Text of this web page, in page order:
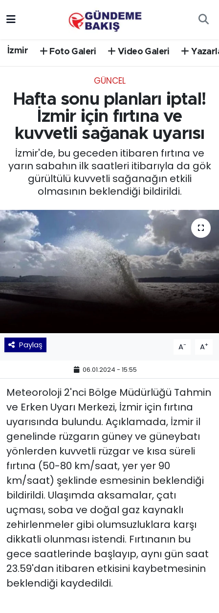
İzmir Foto Galeri Video Galeri
GÜNCEL
Hafta sonu planları iptal!
İzmir için fırtına ve
kuvvetli sağanak uyarısı
İzmir'de, bu geceden itibaren fırtına ve
yarın sabahın ilk saatleri itibarıyla da gök
gürültülü kuvvetli sağanağın etkili
olmasının beklendiği bildirildi.
Paylaş A- A+
06.01.2024 - 15:55
Meteoroloji 2'nci Bölge Müdürlüğü Tahmin
ve Erken Uyarı Merkezi, İzmir için fırtına
uyarısında bulundu. Açıklamada, İzmir il
genelinde rüzgarın güney ve güneybatı
yönlerden kuvvetli rüzgar ve kısa süreli
fırtına (50-80 km/saat, yer yer 90
km/saat) şeklinde esmesinin beklendiği
bildirildi. Ulaşımda aksamalar, çatı
uçması, soba ve doğal gaz kaynaklı
zehirlenmeler gibi olumsuzluklara karşı
dikkatli olunması istendi. Fırtınanın bu
gece saatlerinde başlayıp, aynı gün saat
23.59'dan itibaren etkisini kaybetmesinin
beklendiği kaydedildi.
EGE
EĞİTİM
EKONOMİ
English News
GÜNCEL
KÜLTÜR SANAT
MAGAZİN
POLİTİKA
Siyaset
TEKNOLOJİ
Yaşam
YEREL POLİTİKA
YEREL YÖNETİMLER
Yurt
Süper Lig Puan Durumu ve Fikstür
Tüm Manşetler
Son Dakika Haberleri
Haber Arşivi